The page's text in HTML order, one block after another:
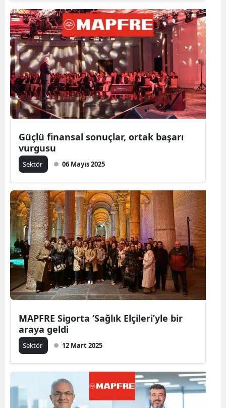
Güçlü finansal sonuçlar, ortak başarı
vurgusu
Sektör 06 Mayıs 2025
MAPFRE Sigorta ‘Sağlık Elçileri’yle bir
araya geldi
Sektör 12 Mart 2025